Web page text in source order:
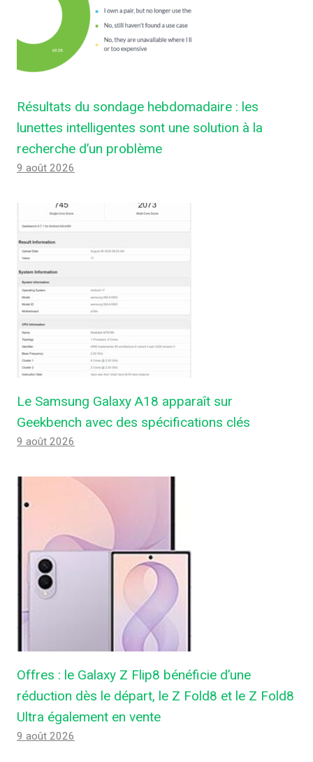
Résultats du sondage hebdomadaire : les
lunettes intelligentes sont une solution à la
recherche d’un problème
9 août 2026
Le Samsung Galaxy A18 apparaît sur
Geekbench avec des spécifications clés
9 août 2026
Offres : le Galaxy Z Flip8 bénéficie d’une
réduction dès le départ, le Z Fold8 et le Z Fold8
Ultra également en vente
9 août 2026